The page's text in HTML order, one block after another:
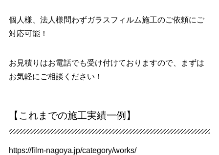
個人様、法人様問わずガラスフィルム施工のご依頼にご
対応可能！
お見積りはお電話でも受け付けておりますので、まずは
お気軽にご相談ください！
【これまでの施工実績一例】
https://film-nagoya.jp/category/works/